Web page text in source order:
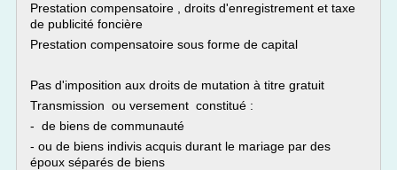
Prestation compensatoire , droits d'enregistrement et taxe
de publicité foncière
Prestation compensatoire sous forme de capital
Pas d'imposition aux droits de mutation à titre gratuit
Transmission ou versement constitué :
- de biens de communauté
- ou de biens indivis acquis durant le mariage par des
époux séparés de biens